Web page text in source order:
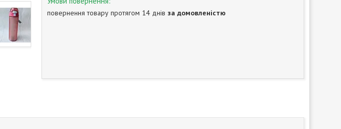
повернення товару протягом 14 днів за домовленістю